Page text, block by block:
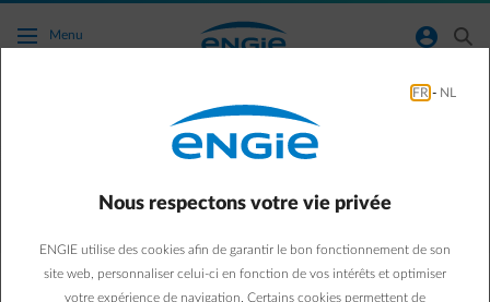
Accéder au contenu principal
Menu normal-account-circle search
Je souhaite résilier mon contrat d'assistance
FR - NL
Nous respectons votre vie privée
ENGIE utilise des cookies afin de garantir le bon fonctionnement de son
site web, personnaliser celui-ci en fonction de vos intérêts et optimiser
votre expérience de navigation. Certains cookies permettent de